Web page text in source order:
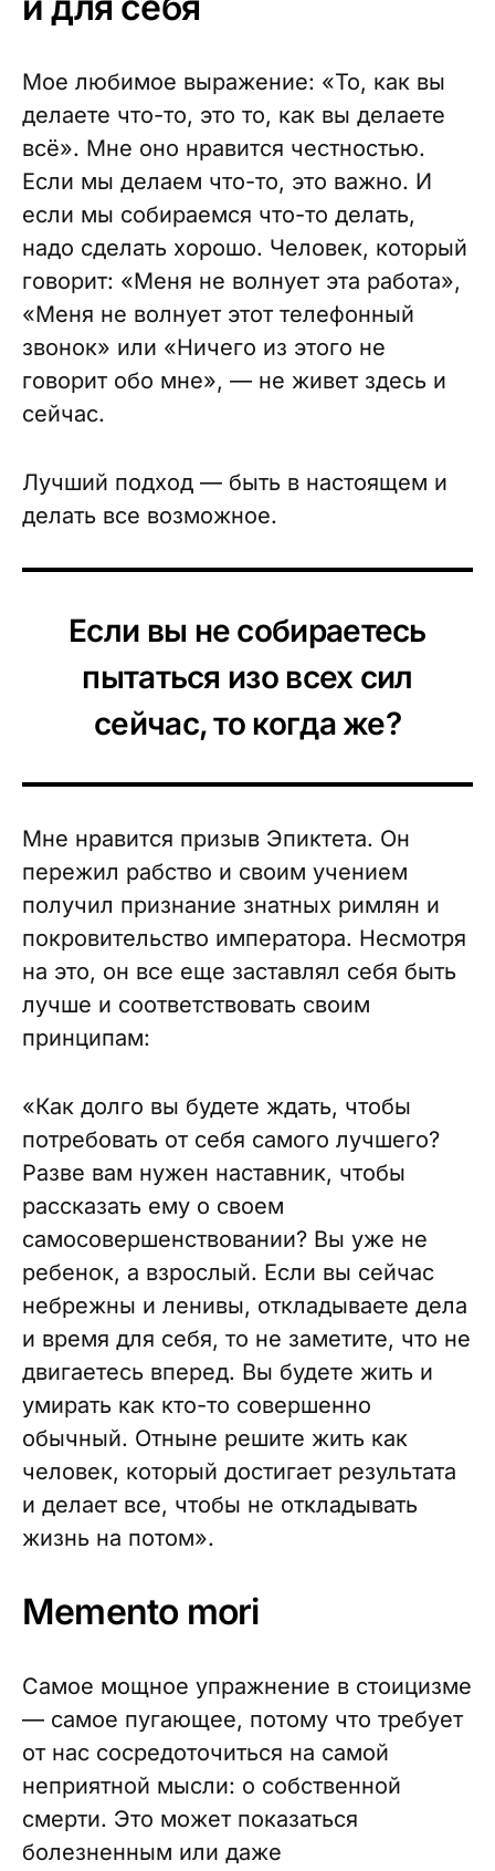
Мое любимое выражение: «То, как вы
делаете что-то, это то, как вы делаете
всё». Мне оно нравится честностью.
Если мы делаем что-то, это важно. И
если мы собираемся что-то делать,
надо сделать хорошо. Человек, который
говорит: «Меня не волнует эта работа»,
«Меня не волнует этот телефонный
звонок» или «Ничего из этого не
говорит обо мне», — не живет здесь и
сейчас.
Лучший подход — быть в настоящем и
делать все возможное.
Если вы не собираетесь
пытаться изо всех сил
сейчас, то когда же?
Мне нравится призыв Эпиктета. Он
пережил рабство и своим учением
получил признание знатных римлян и
покровительство императора. Несмотря
на это, он все еще заставлял себя быть
лучше и соответствовать своим
принципам:
«Как долго вы будете ждать, чтобы
потребовать от себя самого лучшего?
Разве вам нужен наставник, чтобы
рассказать ему о своем
самосовершенствовании? Вы уже не
ребенок, а взрослый. Если вы сейчас
небрежны и ленивы, откладываете дела
и время для себя, то не заметите, что не
двигаетесь вперед. Вы будете жить и
умирать как кто-то совершенно
обычный. Отныне решите жить как
человек, который достигает результата
и делает все, чтобы не откладывать
жизнь на потом».
Memento mori
Самое мощное упражнение в стоицизме
— самое пугающее, потому что требует
от нас сосредоточиться на самой
неприятной мысли: о собственной
смерти. Это может показаться
болезненным или даже